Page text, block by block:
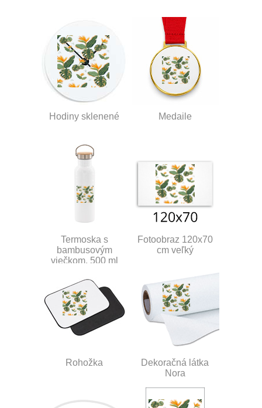
Hodiny sklenené Medaile
Termoska s
bambusovým
viečkom, 500 ml
Fotoobraz 120x70
cm veľký
Rohožka
Dekoračná látka
Nora